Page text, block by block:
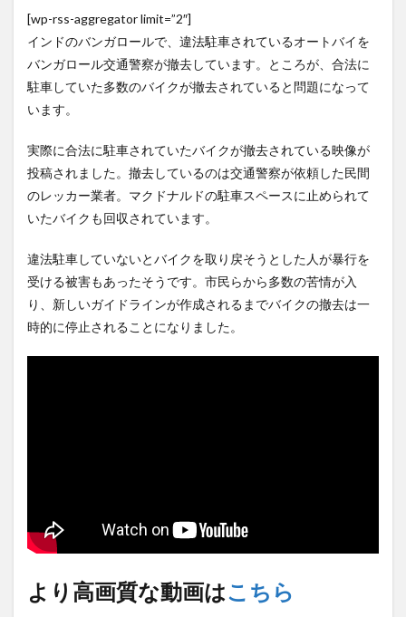
80周年…「平和の価値をより
【悲報】キャバクラの女の
子、お肉を噛み切れない顎に
なってしま... NEW! (8/6)
北朝鮮の金与正党総務部長、
批判…「...
NEW!
【謎】斉藤慎二「同意してく
れたよね？どうして…」被害女
性「彼... NEW! (8/6)
5chの北斗の拳強さランキン
ｗｗｗ
金正恩「経済制裁、正直キツ
いです・・・本当は核を使う
つもりな... (5/20)
お知らせ (3/25)
お知らせ (1/26)
Powered by livedoor 相互RSS
した32...
『特定外来カミキリムシに1匹
300円の賞金をかけた高崎市、
初... NEW! (8/6)
(7/31)
ハードオフに売っていた4万
4000円のフィギュアがヤバす
ぎる... (5/20)
険な手術...
うちのネコが目の前にいた。
私が上に物を投げるフリをす
る → ... (5/20)
韓国人「野球の天才大谷翔平
打数... (5/20)
【あるある？】うわっ・・・
【怒報】撮影車を叩く当て逃
げ老害を追跡！警察も出動す
[wp-rss-aggregator limit=”2″]
インドのバンガロールで、違法駐車されているオートバイを
バンガロール交通警察が撤去しています。ところが、合法に
駐車していた多数のバイクが撤去されていると問題になって
います。
実際に合法に駐車されていたバイクが撤去されている映像が
投稿されました。撤去しているのは交通警察が依頼した民間
のレッカー業者。マクドナルドの駐車スペースに止められて
いたバイクも回収されています。
違法駐車していないとバイクを取り戻そうとした人が暴行を
受ける被害もあったそうです。市民らから多数の苦情が入
り、新しいガイドラインが作成されるまでバイクの撤去は一
時的に停止されることになりました。
より高画質な動画はこちら